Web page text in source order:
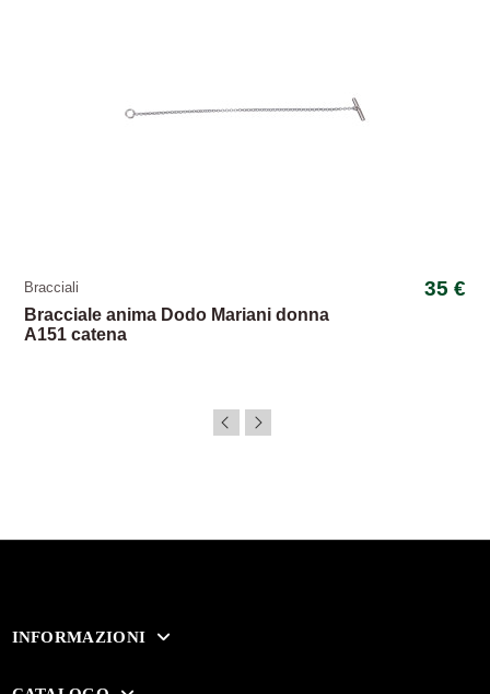
Bracciali 35 €
Bracciale anima Dodo Mariani donna
A151 catena
INFORMAZIONI